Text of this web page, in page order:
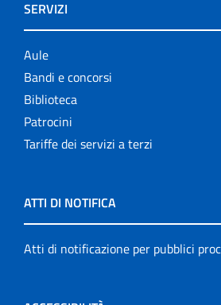
SERVIZI
Aule
Bandi e concorsi
Biblioteca
Patrocini
Tariffe dei servizi a terzi
ATTI DI NOTIFICA
Atti di notificazione per pubblici